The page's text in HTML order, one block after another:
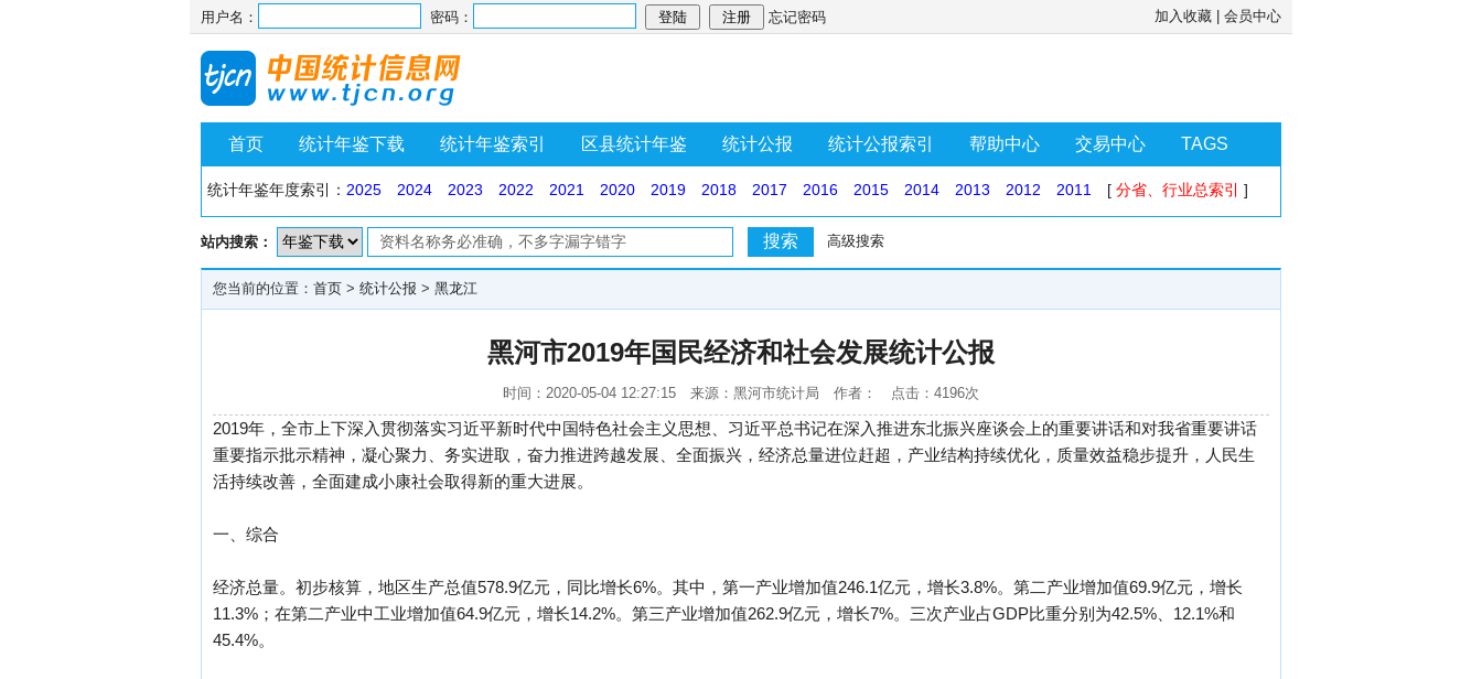
用户名： 密码： 忘记密码 加入收藏 会员中心
首页 统计年鉴下载 统计年鉴索引 区县统计年鉴 统计公报 统计公报索引 帮助中心 交易中心 TAGS
统计年鉴年度索引： 2025 2024 2023 2022 2021 2020 2019 2018 2017 2016 2015 2014 2013 2012 2011 [ 分省、行业总索引 ]
站内搜索： 高级搜索
您当前的位置： 首页 > 统计公报 > 黑龙江
黑河市2019年国民经济和社会发展统计公报
时间：2020-05-04 12:27:15 来源：黑河市统计局 作者： 点击：4196次
2019年，全市上下深入贯彻落实习近平新时代中国特色社会主义思想、习近平总书记在深入推进东北振兴座谈会上的重要讲话和对我省重要讲话
重要指示批示精神，凝心聚力、务实进取，奋力推进跨越发展、全面振兴，经济总量进位赶超，产业结构持续优化，质量效益稳步提升，人民生
活持续改善，全面建成小康社会取得新的重大进展。
一、综合
经济总量。初步核算，地区生产总值578.9亿元，同比增长6%。其中，第一产业增加值246.1亿元，增长3.8%。第二产业增加值69.9亿元，增长
11.3%；在第二产业中工业增加值64.9亿元，增长14.2%。第三产业增加值262.9亿元，增长7%。三次产业占GDP比重分别为42.5%、12.1%和
45.4%。